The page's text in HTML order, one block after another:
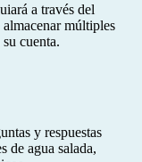
a través del
múltiples
cuenta.
y respuestas
de agua salada,